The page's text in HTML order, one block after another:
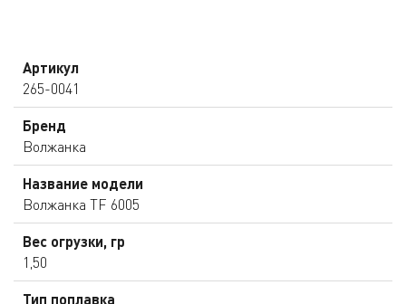
Артикул
265-0041
Бренд
Волжанка
Название модели
Волжанка TF 6005
Вес огрузки, гр
1,50
Тип поплавка